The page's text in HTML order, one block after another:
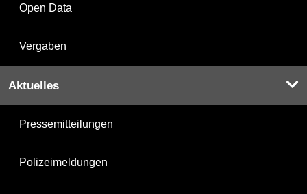
Open Data
Vergaben
Aktuelles
Pressemitteilungen
Polizeimeldungen